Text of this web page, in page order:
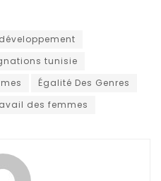
tunisie
Égalité Des Genres
des femmes